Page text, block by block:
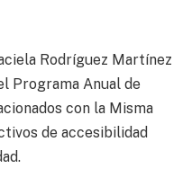
Rodríguez Martínez
Programa Anual de
con la Misma
de accesibilidad